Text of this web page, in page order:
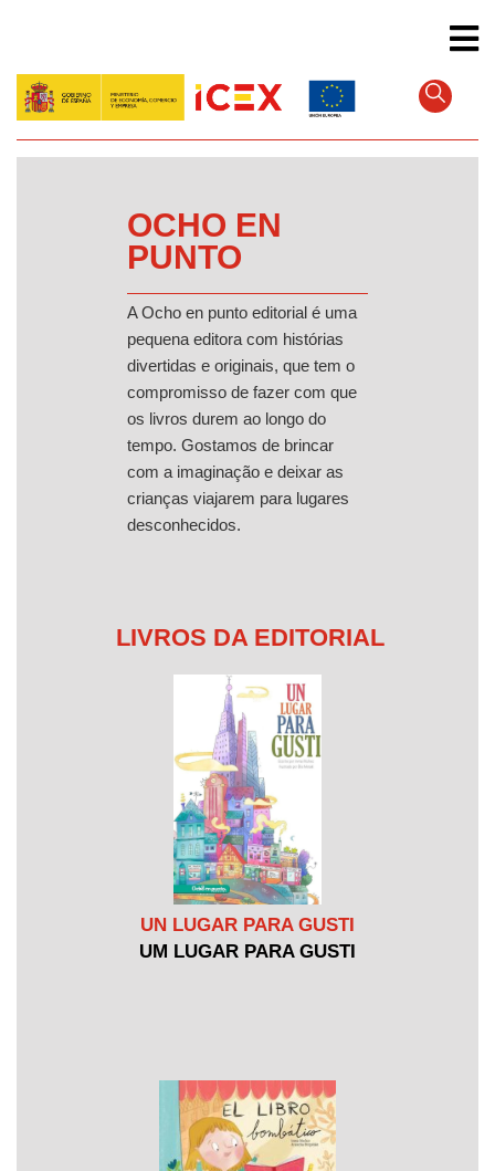
conteúdo
principal
OCHO EN
PUNTO
A Ocho en punto editorial é uma
pequena editora com histórias
divertidas e originais, que tem o
compromisso de fazer com que
os livros durem ao longo do
tempo. Gostamos de brincar
com a imaginação e deixar as
crianças viajarem para lugares
desconhecidos.
LIVROS DA EDITORIAL
UN LUGAR PARA GUSTI
UM LUGAR PARA GUSTI